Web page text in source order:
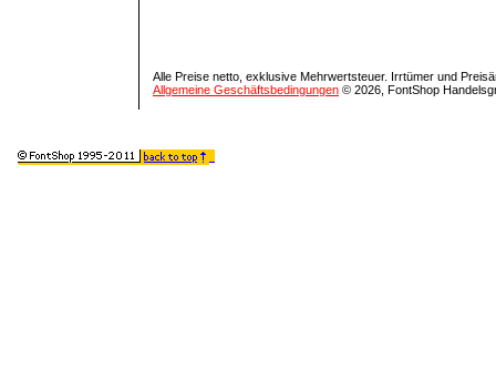
Alle Preise netto, exklusive Mehrwertsteuer. Irrtümer und
Allgemeine Geschäftsbedingungen © 2026, FontShop